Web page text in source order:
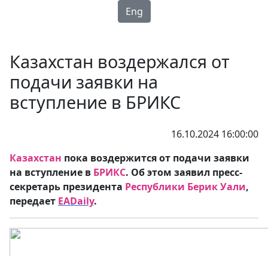
Eng
Казахстан воздержался от
подачи заявки на
вступление в БРИКС
16.10.2024 16:00:00
Казахстан пока воздержится от подачи заявки
на вступление в БРИКС. Об этом заявил пресс-
секретарь президента Республики Берик Уали,
передает EADaily.